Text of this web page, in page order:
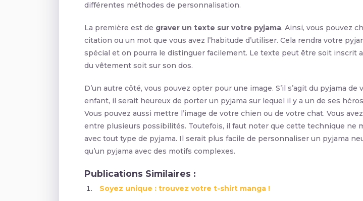
différentes méthodes de personnalisation.
La première est de graver un texte sur votre pyjama. Ainsi, vous pouvez
citation ou un mot que vous avez l’habitude d’utiliser. Cela rendra votre
spécial et on pourra le distinguer facilement. Le texte peut être soit inscrit
du vêtement soit sur son dos.
D’un autre côté, vous pouvez opter pour une image. S’il s’agit du pyjama de
enfant, il serait heureux de porter un pyjama sur lequel il y a un de ses
Vous pouvez aussi mettre l’image de votre chien ou de votre chat. Vous
entre plusieurs possibilités. Toutefois, il faut noter que cette technique ne
avec tout type de pyjama. Il serait plus facile de personnaliser un pyjama
qu’un pyjama avec des motifs complexes.
Publications Similaires :
Soyez unique : trouvez votre t-shirt manga !